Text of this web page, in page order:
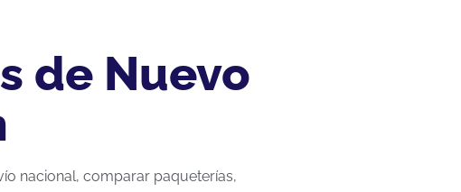
de Nuevo
nacional, comparar paqueterías,